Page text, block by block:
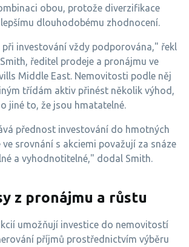
obou, protože diverzifikace
dlouhodobému zhodnocení.
při investování vždy podporována," řekl
ředitel prodeje a pronájmu ve
Middle East. Nemovitosti podle něj
třídám aktiv přinést několik výhod,
jiné to, že jsou hmatatelné.
přednost investování do hmotných
srovnání s akciemi považují za snáze
a vyhodnotitelné," dodal Smith.
z pronájmu a růstu
umožňují investice do nemovitostí
příjmů prostřednictvím výběru